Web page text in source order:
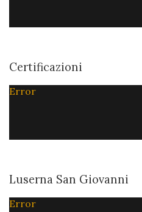
Certificazioni
Error
Luserna San Giovanni
Error